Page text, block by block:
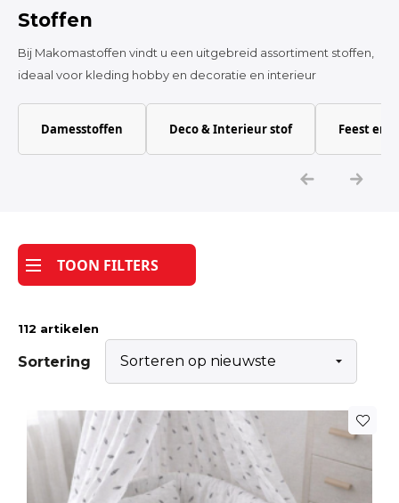
Katoen
Tijdpakker stof
Stoffen
Bij Makomastoffen vindt u een uitgebreid assortiment stoffen,
ideaal voor kleding hobby en decoratie en interieur
Damesstoffen Deco & Interieur stof Feest en
TOON FILTERS
112 artikelen
Sortering